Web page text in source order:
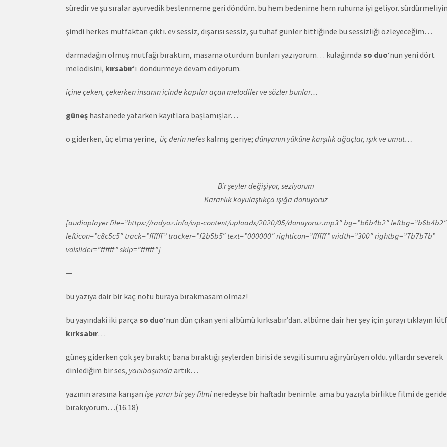
süredir ve şu sıralar ayurvedik beslenmeme geri döndüm. bu hem bedenime hem ruhuma iyi geliyor.
şimdi herkes mutfaktan çıktı. ev sessiz, dışarısı sessiz, şu tuhaf günler bittiğinde bu sessizliği özleyeceğim…
darmadağın olmuş mutfağı bıraktım, masama oturdum bunları yazıyorum… kulağımda so duo‘nun yeni dört
melodisini, kırsabır‘ı döndürmeye devam ediyorum.
içine çeken, çekerken insanın içinde kapılar açan melodiler ve sözler bunlar…
güneş hastanede yatarken kayıtlara başlamışlar…
o giderken, üç elma yerine, üç derin nefes kalmış geriye; dünyanın yüküne karşılık ağaçlar, ışık ve umut…
Bir şeyler değişiyor, seziyorum
Karanlık koyulaştıkça ışığa dönüyoruz
[audioplayer file=”https://radyoz.info/wp-content/uploads/2020/05/donuyoruz.mp3″ bg=”b6b4b2″ leftbg=”b6b4b2″
lefticon=”c8c5c5″ track=”ffffff” tracker=”f2b5b5″ text=”000000″ righticon=”ffffff” width=”300″ rightbg=”7b7b7b”
volslider=”ffffff” skip=”ffffff”]
—
bu yazıya dair bir kaç notu buraya bırakmasam olmaz!
bu yayındaki iki parça so duo‘nun dün çıkan yeni albümü kırksabır’dan. albüme dair her şey için şurayı tıklayın
kırksabır…
güneş giderken çok şey bıraktı; bana bıraktığı şeylerden birisi de sevgili sumru ağıryürüyen oldu. yıllardır severek
dinlediğim bir ses, yanıbaşımda artık…
yazının arasına karışan işe yarar bir şey filmi neredeyse bir haftadır benimle. ama bu yazıyla birlikte filmi de geride
bırakıyorum…(16.18)